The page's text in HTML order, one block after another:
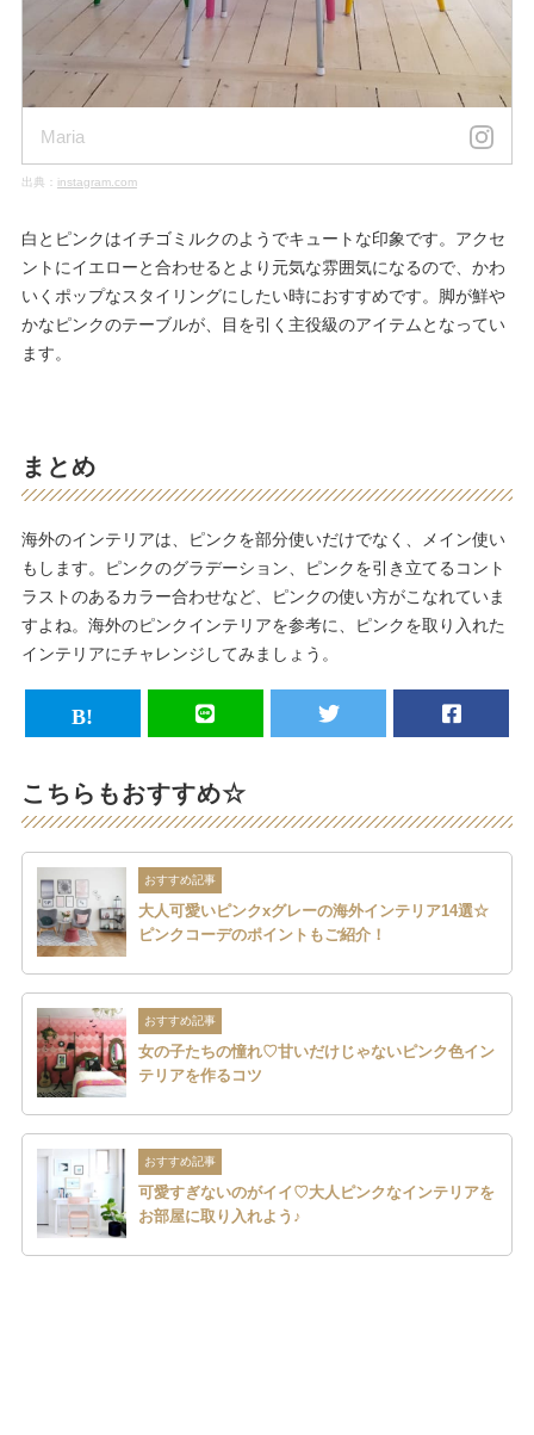
Maria
出典： instagram.com
白とピンクはイチゴミルクのようでキュートな印象です。アクセ
ントにイエローと合わせるとより元気な雰囲気になるので、かわ
いくポップなスタイリングにしたい時におすすめです。脚が鮮や
かなピンクのテーブルが、目を引く主役級のアイテムとなってい
ます。
まとめ
海外のインテリアは、ピンクを部分使いだけでなく、メイン使い
もします。ピンクのグラデーション、ピンクを引き立てるコント
ラストのあるカラー合わせなど、ピンクの使い方がこなれていま
すよね。海外のピンクインテリアを参考に、ピンクを取り入れた
インテリアにチャレンジしてみましょう。
こちらもおすすめ☆
おすすめ記事
大人可愛いピンクxグレーの海外インテリア14選☆
ピンクコーデのポイントもご紹介！
おすすめ記事
女の子たちの憧れ♡甘いだけじゃないピンク色イン
テリアを作るコツ
おすすめ記事
可愛すぎないのがイイ♡大人ピンクなインテリアを
お部屋に取り入れよう♪